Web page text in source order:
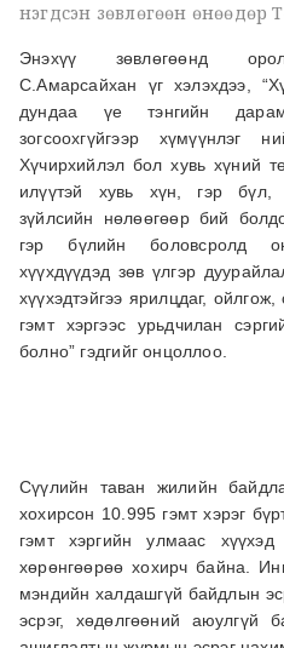
нэгдсэн зөвлөгөөн өнөөдөр
Энэхүү зөвлөгөөнд
С.Амарсайхан үг хэлэхдээ,
дундаа үе тэнгийн
зогсоохгүйгээр хүмүүнлэг
Хүчирхийлэл бол хувь хүний
илүүтэй хувь хүн, гэр бүл,
зүйлсийн нөлөөгөөр бий
гэр бүлийн боловсролд
хүүхдүүдэд зөв үлгэр
хүүхэдтэйгээ ярилцдаг,
гэмт хэргээс урьдчилан
болно” гэдгийг онцоллоо.
Сүүлийн таван жилийн
хохирсон 10.995 гэмт хэрэг
гэмт хэргийн улмаас
хөрөнгөөрөө хохирч байна.
мэндийн халдашгүй байдлын
эсрэг, хөдөлгөөний аюулгүй